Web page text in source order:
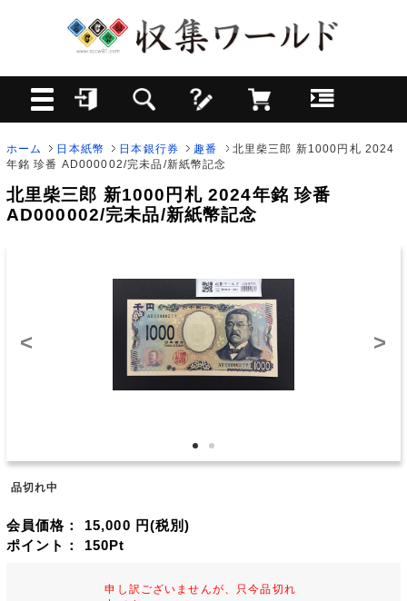
ホーム 日本紙幣 日本銀行券 趣番
北里柴三郎 新1000円札 2024
年銘 珍番 AD000002/完未品/新紙幣記念
北里柴三郎 新1000円札 2024年銘 珍番
AD000002/完未品/新紙幣記念
< >
品切れ中
会員価格： 15,000 円(税別)
ポイント： 150Pt
申し訳ございませんが、只今品切れ